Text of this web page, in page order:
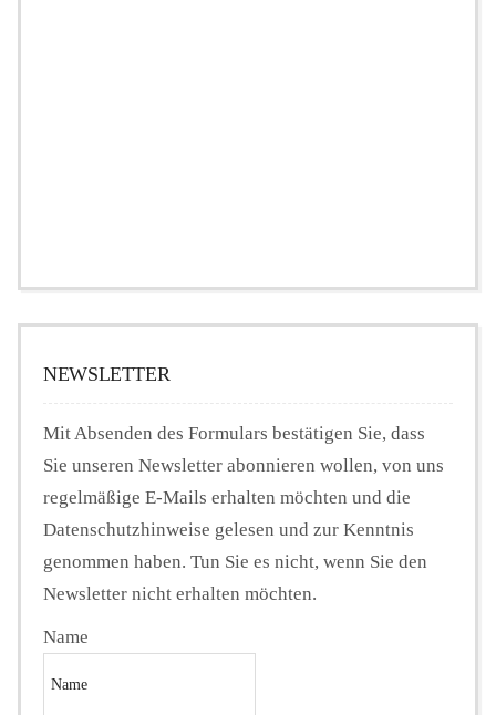
NEWSLETTER
Mit Absenden des Formulars bestätigen Sie, dass
Sie unseren Newsletter abonnieren wollen, von uns
regelmäßige E-Mails erhalten möchten und die
Datenschutzhinweise gelesen und zur Kenntnis
genommen haben. Tun Sie es nicht, wenn Sie den
Newsletter nicht erhalten möchten.
Name